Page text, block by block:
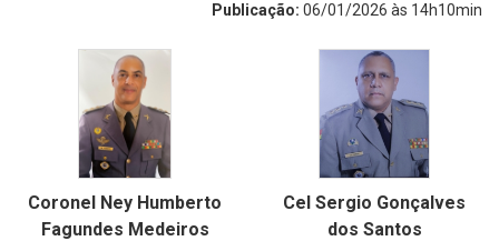
Publicação: 06/01/2026 às 14h10min
Coronel Ney Humberto
Fagundes Medeiros
Cel Sergio Gonçalves
dos Santos